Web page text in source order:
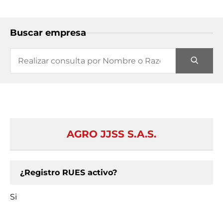
Buscar empresa
AGRO JJSS S.A.S.
¿Registro RUES activo?
Si